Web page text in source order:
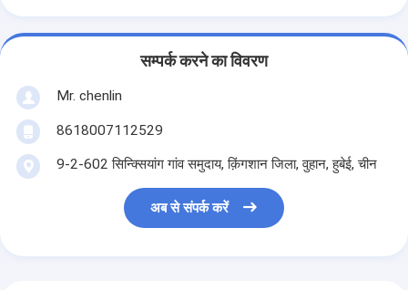
सम्पर्क करने का विवरण
Mr. chenlin
8618007112529
9-2-602 सिन्क्सियांग गांव समुदाय, क़िंगशान जिला, वुहान, हुबेई, चीन
अब से संपर्क करें